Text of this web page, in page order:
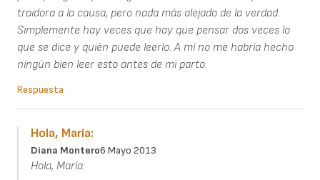
traidora a la causa, pero nada más alejado de la verdad.
Simplemente hay veces que hay que pensar dos veces lo
que se dice y quién puede leerlo. A mí no me habría hecho
ningún bien leer esto antes de mi parto.
Respuesta
Hola, María:
Diana Montero6 Mayo 2013
Hola, María: